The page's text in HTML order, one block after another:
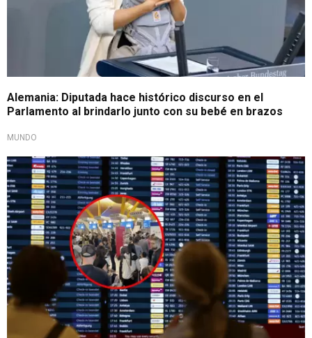
Alemania: Diputada hace histórico discurso en el
Parlamento al brindarlo junto con su bebé en brazos
MUNDO
Interrupción cibernética